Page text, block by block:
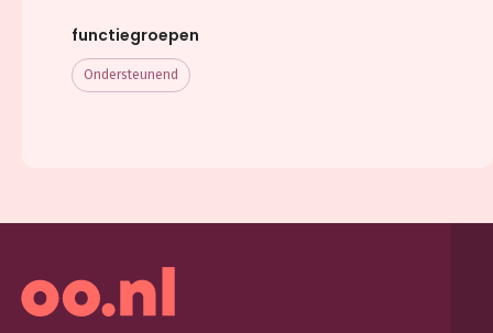
functiegroepen
Ondersteunend